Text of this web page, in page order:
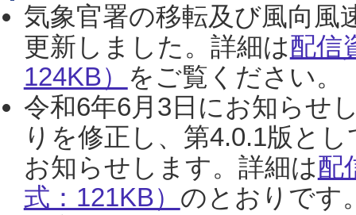
気象官署の移転及び風向風
更新しました。詳細は配信
124KB） をご覧ください。
令和6年6月3日にお知らせ
りを修正し、第4.0.1版と
お知らせします。詳細は配
式：121KB） のとおりです